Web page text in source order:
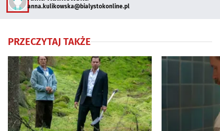
anna.kulikowska@bialystokonline.pl
PRZECZYTAJ TAKŻE